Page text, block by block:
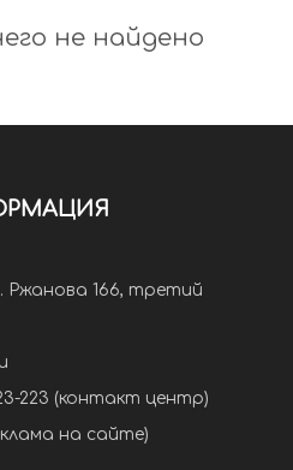
не найдено
Ржанова 166, третий
223 (контакт центр)
на сайте)